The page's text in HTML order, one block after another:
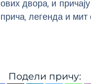
двора, и
прича, легенда и
Подели причу: